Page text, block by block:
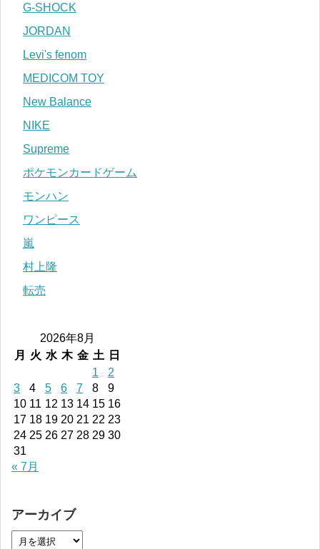
G-SHOCK
JORDAN
Levi's fenom
MEDICOM TOY
New Balance
NIKE
Supreme
ポケモンカードゲーム
モンハン
ワンピース
嵐
村上隆
転売
2026年8月
月
火 水 木 金 土
日
1
2
3
4 5 6 7 8
9
10 11 12 13 14 15 16
17 18 19 20 21 22 23
24 25 26 27 28 29 30
31
« 7月
アーカイブ